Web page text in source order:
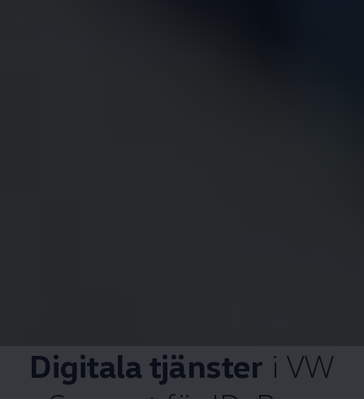
Digitala tjänster i VW